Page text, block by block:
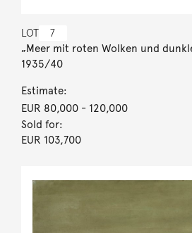
LOT 7
„Meer mit roten Wolken und
1935/40
Estimate:
EUR 80,000- 120,000
Sold for:
EUR 103,700